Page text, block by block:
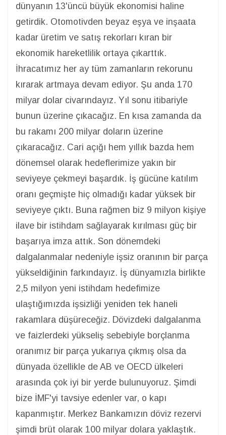
dünyanın 13'üncü büyük ekonomisi haline
getirdik. Otomotivden beyaz eşya ve inşaata
kadar üretim ve satış rekorları kıran bir
ekonomik hareketlilik ortaya çıkarttık.
İhracatımız her ay tüm zamanların rekorunu
kırarak artmaya devam ediyor. Şu anda 170
milyar dolar civarındayız. Yıl sonu itibariyle
bunun üzerine çıkacağız. En kısa zamanda da
bu rakamı 200 milyar doların üzerine
çıkaracağız. Cari açığı hem yıllık bazda hem
dönemsel olarak hedeflerimize yakın bir
seviyeye çekmeyi başardık. İş gücüne katılım
oranı geçmişte hiç olmadığı kadar yüksek bir
seviyeye çıktı. Buna rağmen biz 9 milyon kişiye
ilave bir istihdam sağlayarak kırılması güç bir
başarıya imza attık. Son dönemdeki
dalgalanmalar nedeniyle işsiz oranının bir parça
yükseldiğinin farkındayız. İş dünyamızla birlikte
2,5 milyon yeni istihdam hedefimize
ulaştığımızda işsizliği yeniden tek haneli
rakamlara düşüreceğiz. Dövizdeki dalgalanma
ve faizlerdeki yükseliş sebebiyle borçlanma
oranımız bir parça yukarıya çıkmış olsa da
dünyada özellikle de AB ve OECD ülkeleri
arasında çok iyi bir yerde bulunuyoruz. Şimdi
bize İMF'yi tavsiye edenler var, o kapı
kapanmıştır. Merkez Bankamızın döviz rezervi
şimdi brüt olarak 100 milyar dolara yaklaştık.